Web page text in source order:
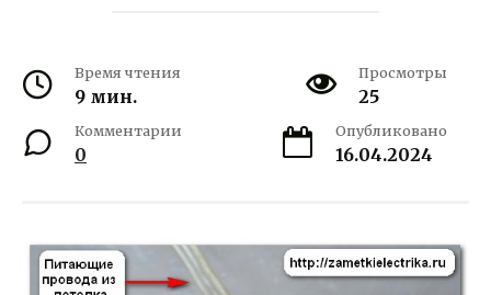
Время чтения
9 мин.
Просмотры
25
Комментарии
0
Опубликовано
16.04.2024